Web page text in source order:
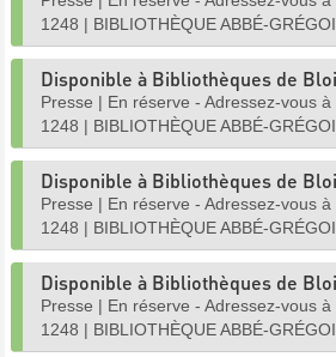
1248 | BIBLIOTHÈQUE ABBÉ-
Disponible à Bibliothèques de
Presse | En réserve - Adressez-vous à
1248 | BIBLIOTHÈQUE ABBÉ-
Disponible à Bibliothèques de
Presse | En réserve - Adressez-vous à
1248 | BIBLIOTHÈQUE ABBÉ-
Disponible à Bibliothèques de
Presse | En réserve - Adressez-vous à
1248 | BIBLIOTHÈQUE ABBÉ-